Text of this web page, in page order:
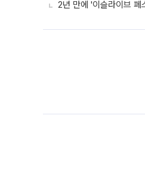
2년 만에 '이슬라이브 페